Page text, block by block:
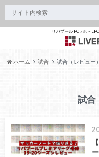
リバプールFCラボ –
ホーム 試合 試合（レビュー）
試合